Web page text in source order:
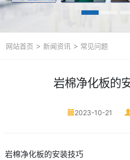
网站首页 > 新闻资讯 > 常见问题
岩棉净化板的
2023-10-21
岩棉净化板的安装技巧